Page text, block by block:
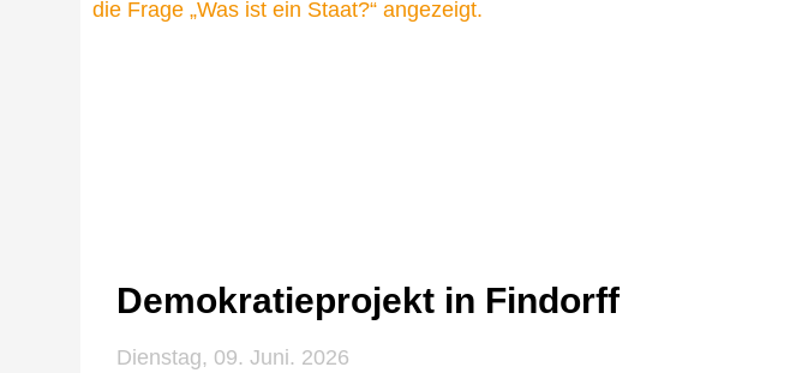
Demokratieprojekt in Findorff
Dienstag, 09. Juni. 2026